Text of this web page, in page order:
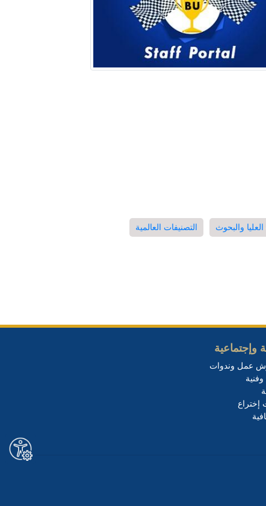
والبحوث التصنيفات العالمية
وإجتماعية
عمل وندوات
إختراع